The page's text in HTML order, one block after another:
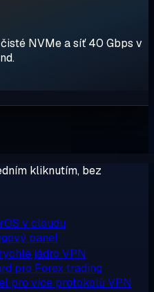
NVMe a síť 40 Gbps v
kliknutím, bez
v cloudu
panel
jádro VPN
pro Forex trading
pro více protokolů VPN